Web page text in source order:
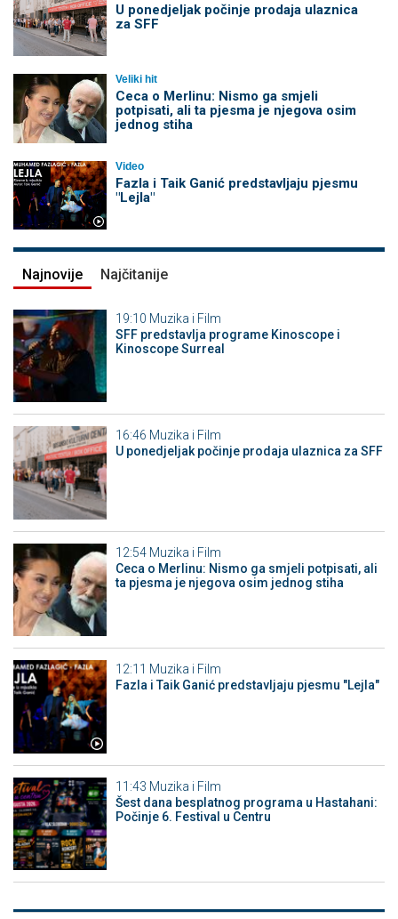
U ponedjeljak počinje prodaja ulaznica
za SFF
Veliki hit
Ceca o Merlinu: Nismo ga smjeli
potpisati, ali ta pjesma je njegova osim
jednog stiha
Video
Fazla i Taik Ganić predstavljaju pjesmu
"Lejla"
Najnovije Najčitanije
19:10 Muzika i Film
SFF predstavlja programe Kinoscope i
Kinoscope Surreal
16:46 Muzika i Film
U ponedjeljak počinje prodaja ulaznica za SFF
12:54 Muzika i Film
Ceca o Merlinu: Nismo ga smjeli potpisati, ali
ta pjesma je njegova osim jednog stiha
12:11 Muzika i Film
Fazla i Taik Ganić predstavljaju pjesmu "Lejla"
11:43 Muzika i Film
Šest dana besplatnog programa u Hastahani:
Počinje 6. Festival u Centru